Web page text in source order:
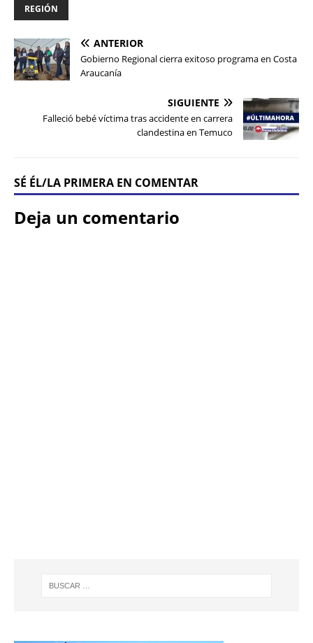
REGIÓN
ANTERIOR
Gobierno Regional cierra exitoso programa en Costa
Araucanía
SIGUIENTE
Falleció bebé víctima tras accidente en carrera
clandestina en Temuco
SÉ ÉL/LA PRIMERA EN COMENTAR
Deja un comentario